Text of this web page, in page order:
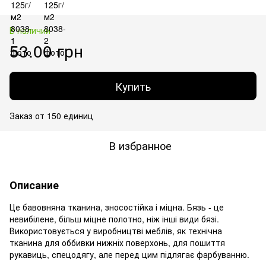
В наличии
53.00 грн
Купить
Заказ от 150 единиц
В избранное
Описание
Це бавовняна тканина, зносостійка і міцна. Бязь - це
невибілене, більш міцне полотно, ніж інші види бязі.
Використовується у виробництві меблів, як технічна
тканина для оббивки нижніх поверхонь, для пошиття
рукавиць, спецодягу, але перед цим підлягає фарбуванню.